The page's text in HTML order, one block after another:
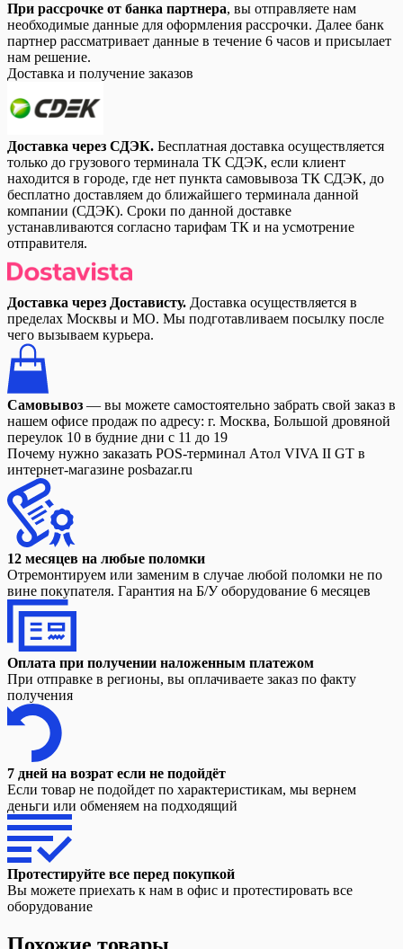
При рассрочке от банка партнера, вы отправляете нам
необходимые данные для оформления рассрочки. Далее банк
партнер рассматривает данные в течение 6 часов и присылает
нам решение.
Доставка и получение заказов
Доставка через СДЭК. Бесплатная доставка осуществляется
только до грузового терминала ТК СДЭК, если клиент
находится в городе, где нет пункта самовывоза ТК СДЭК, до
бесплатно доставляем до ближайшего терминала данной
компании (СДЭК). Сроки по данной доставке
устанавливаются согласно тарифам ТК и на усмотрение
отправителя.
Доставка через Достависту. Доставка осуществляется в
пределах Москвы и МО. Мы подготавливаем посылку после
чего вызываем курьера.
Самовывоз — вы можете самостоятельно забрать свой заказ в
нашем офисе продаж по адресу: г. Москва, Большой дровяной
переулок 10 в будние дни с 11 до 19
Почему нужно заказать POS-терминал Aтол VIVA II GT в
интернет-магазине posbazar.ru
12 месяцев на любые поломки
Отремонтируем или заменим в случае любой поломки не по
вине покупателя. Гарантия на Б/У оборудование 6 месяцев
Оплата при получении наложенным платежом
При отправке в регионы, вы оплачиваете заказ по факту
получения
7 дней на возрат если не подойдёт
Если товар не подойдет по характеристикам, мы вернем
деньги или обменяем на подходящий
Протестируйте все перед покупкой
Вы можете приехать к нам в офис и протестировать все
оборудование
Похожие товары